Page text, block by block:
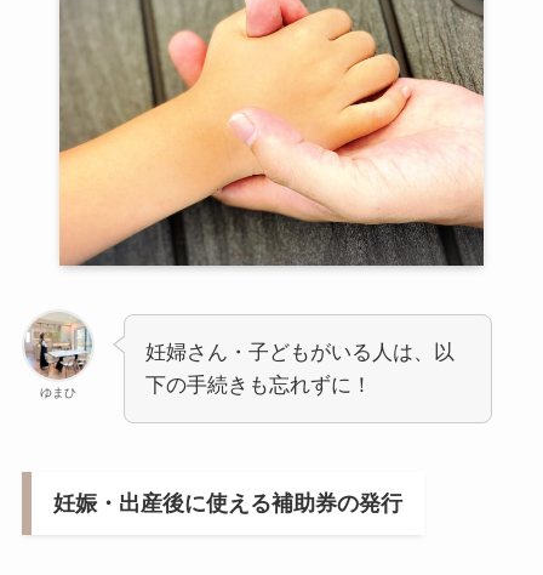
ゆまひ
妊婦さん・子どもがいる人は、以
下の手続きも忘れずに！
妊娠・出産後に使える補助券の発行